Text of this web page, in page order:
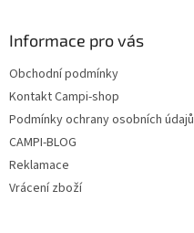
Informace pro vás
Obchodní podmínky
Kontakt Campi-shop
Podmínky ochrany osobních údajů
CAMPI-BLOG
Reklamace
Vrácení zboží